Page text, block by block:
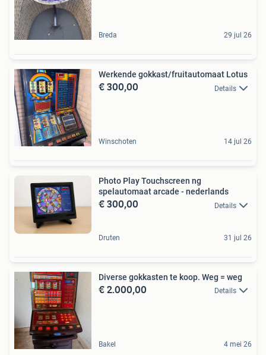
Breda 29 jul 26
Werkende gokkast/fruitautomaat Lotus
€ 300,00 Details
Winschoten 14 jul 26
Photo Play Touchscreen ng
spelautomaat arcade - nederlands
€ 300,00 Details
Druten 31 jul 26
Diverse gokkasten te koop. Weg = weg
€ 2.000,00 Details
Bakel 4 mei 26